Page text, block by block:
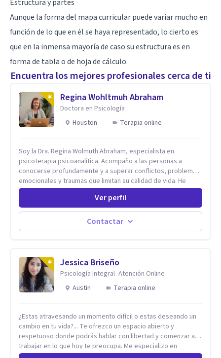
Estructura y partes
Aunque la forma del mapa curricular puede variar mucho en
función de lo que en él se haya representado, lo cierto es
que en la inmensa mayoría de caso su estructura es en
forma de tabla o de hoja de cálculo.
Encuentra los mejores profesionales cerca de ti
Regina Wohltmuh Abraham
Doctora en Psicología
Houston
Terapia online
Soy la Dra. Regina Wolmuth Abraham, especialista en
psicoterapia psicoanalítica. Acompaño a las personas a
conocerse profundamente y a superar conflictos, problemas
emocionales y traumas que limitan su calidad de vida. He
trabajado en reconocidas instituciones como el Hospital
Psiquiátrico San Rafael, Instituto Psiquiátrico MENDAO, San
Bernardino, Hospital Psiquiátrico Infantil y el Centro de
Integración Juvenil. Además, tuve el privilegio de colaborar
en comunidades como Olivar del Conde y Xochimilco, lo que
Ver perfil
Contactar
Jessica Briseño
Psicología Integral -Atención Online
Austin
Terapia online
¿Estas atravesando un momento difícil o estas deseando un
cambio en tu vida?... Te ofrezco un espacio abierto y
respetuoso donde podrás hablar con libertad y comenzar a
trabajar en lo que hoy te preocupa. Me especializo en
Trastornos de Ansiedad y a lo largo de mi experiencia